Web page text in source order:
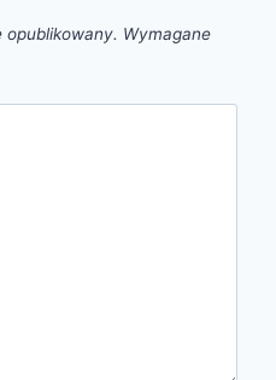
opublikowany. Wymagane